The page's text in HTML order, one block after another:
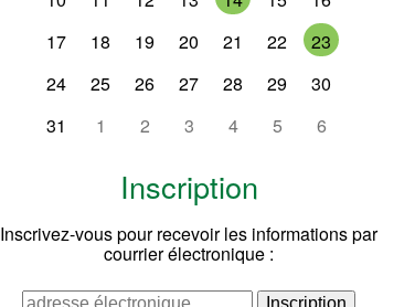
17
18 19 20 21 22
23
24
25 26 27 28 29
30
31
1 2 3 4 5 6
Inscription
Inscrivez-vous pour recevoir les informations par
courrier électronique :